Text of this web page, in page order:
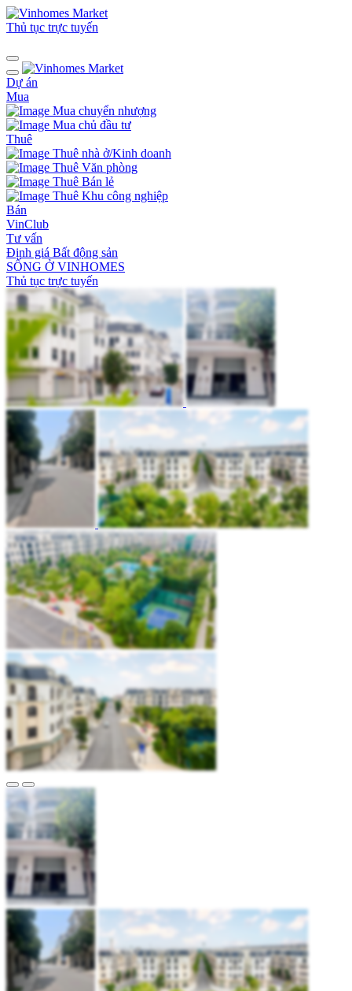
Thủ tục trực tuyến
Dự án
Mua
Mua chuyển nhượng
Mua chủ đầu tư
Thuê
Thuê nhà ở/Kinh doanh
Thuê Văn phòng
Thuê Bán lẻ
Thuê Khu công nghiệp
Bán
VinClub
Tư vấn
Định giá Bất động sản
SỐNG Ở VINHOMES
Thủ tục trực tuyến